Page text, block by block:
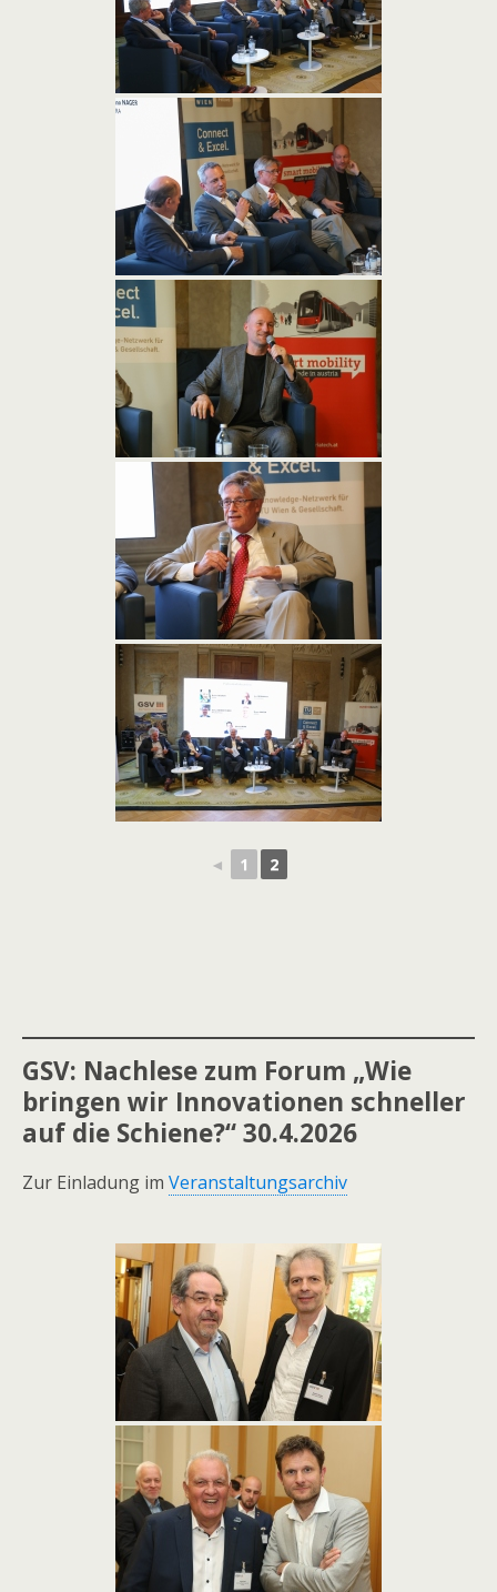
◄ 1 2
GSV: Nachlese zum Forum „Wie
bringen wir Innovationen schneller
auf die Schiene?“ 30.4.2026
Zur Einladung im Veranstaltungsarchiv